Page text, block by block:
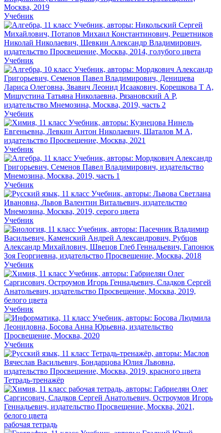
Учебник
Учебник
Учебник
Учебник
Учебник
Учебник
Учебник
Учебник
Учебник
Тетрадь-тренажёр
рабочая тетрадь